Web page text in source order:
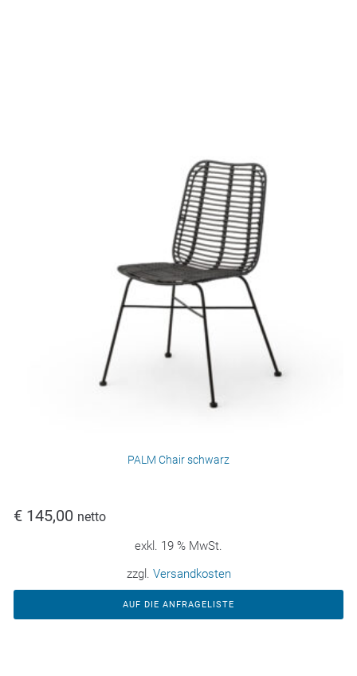
PALM Chair schwarz
€ 145,00 netto
exkl. 19 % MwSt.
zzgl. Versandkosten
AUF DIE ANFRAGELISTE